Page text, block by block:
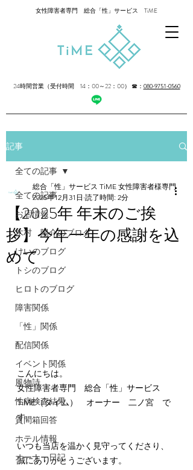
女性障害者専門 総合「性」サービス TiME
24時間営業（受付時間 14：00～22：00） ☎： 080-9751-0560
記事
全ての記事
お店情報
木村 陽介のブログ
けいのブログ
トシのブログ
ヒロトのブログ
障害関係
「性」関係
配信関係
イベント関係
風物詩
性病検査結果
質問箱回答
ホテル情報
オーナー日記
全ての記事
【2025年 年末のご挨
拶】今年一年の感謝を込
めて
総合「性」サービス TiME 女性障害者様専門
2025年12月31日 読了時間: 2分
こんにちは。
女性障害者専門　総合「性」サービス
TiME（タイム）　オーナー　二ノ宮　で
す。
いつも当店を温かく見守ってくださり、
誠にありがとうございます。